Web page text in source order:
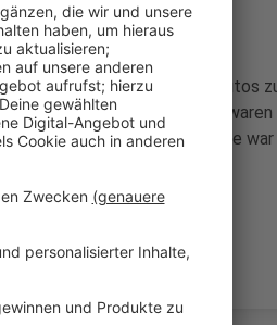
waren laut Polizei zwei Autos
sein. Beide Fahrzeuge
Gustav-Heinemann-Straße
gesperrt.